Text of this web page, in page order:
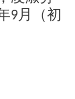
9月（初